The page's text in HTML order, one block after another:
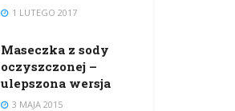
1 LUTEGO 2017
Maseczka z sody
oczyszczonej –
ulepszona wersja
3 MAJA 2015